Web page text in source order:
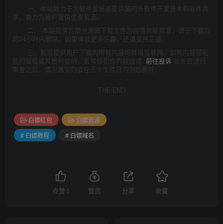
一、本站致力于为软件爱好者提供国内外软件开发技术和软件共
享，着力为用户提供优资资源。
二、 本站提供的部分源码下载文件为网络共享资源，请于下载后
的24小时内删除。如需体验更多乐趣，还请支持正版。
三、我站提供用户下载的所有内容均转自互联网。如有内容侵犯
您的版权或其他利益的，若有侵犯你的权益请: 前往投诉 站长会进行
审查之后，情况属实的会在三个工作日内为您删除。
THE END
白嫖红包
白嫖资源
# 白嫖教程
# 白嫖域名
点赞 1 赞赏 分享 收藏